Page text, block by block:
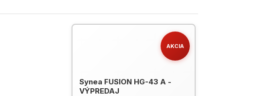
AKCIA
Synea FUSION HG-43 A -
VÝPREDAJ